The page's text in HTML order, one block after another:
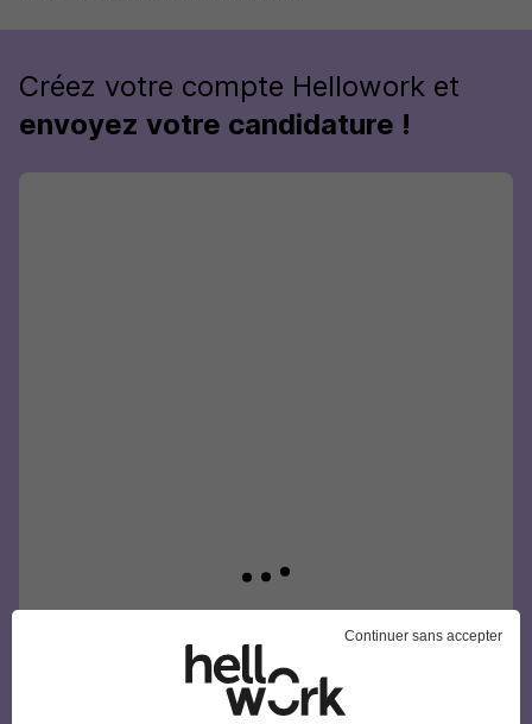
Créez votre compte Hellowork et
envoyez votre candidature !
Continuer sans accepter